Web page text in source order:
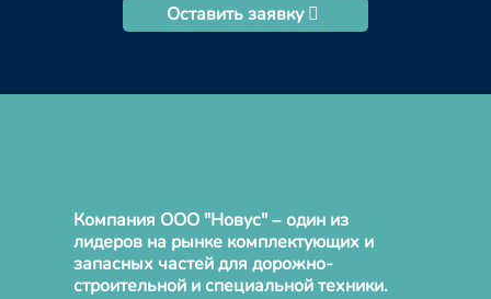
Оставить заявку
Компания ООО "Новус" – один из
лидеров на рынке комплектующих и
запасных частей для дорожно-
строительной и специальной техники.